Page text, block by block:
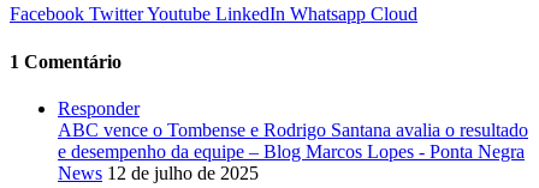
Facebook TwitterYoutube LinkedIn Whatsapp Cloud
1 Comentário
Responder
ABC vence o Tombense e Rodrigo Santana avalia o resultado
e desempenho da equipe – Blog Marcos Lopes - Ponta Negra
News 12 de julho de 2025